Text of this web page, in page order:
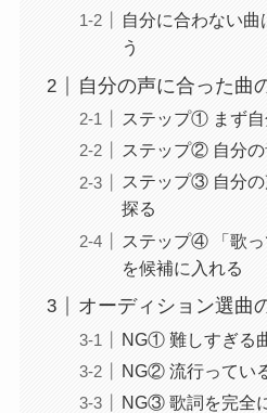
自分に合わない曲
う
自分の声に合った曲
ステップ① まず自
ステップ② 自分
ステップ③ 自分
探る
ステップ④ 「歌っ
を候補に入れる
オーディション選曲
NG① 難しすぎる
NG② 流行ってい
NG③ 歌詞を完全